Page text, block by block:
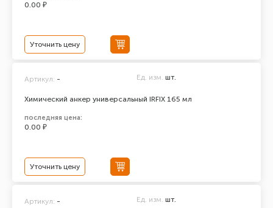
0.00 ₽
Уточнить цену
Химический анкер универсальный IRFIX 165 мл
Артикул: - Ед. изм. шт.
последняя цена:
0.00 ₽
Уточнить цену
Артикул: - Ед. изм. шт.